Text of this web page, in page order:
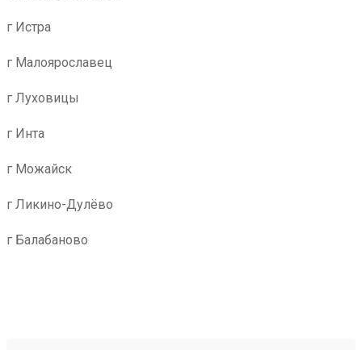
г Истра
г Малоярославец
г Луховицы
г Инта
г Можайск
г Ликино-Дулёво
г Балабаново